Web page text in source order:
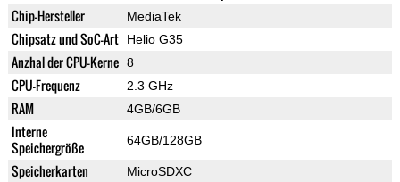
Chip-Hersteller MediaTek
Chipsatz und SoC-Art Helio G35
Anzhal der CPU-Kerne 8
CPU-Frequenz 2.3 GHz
RAM 4GB/6GB
Interne
Speichergröße
64GB/128GB
Speicherkarten MicroSDXC